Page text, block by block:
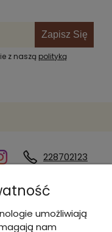
Zapisz Się
z naszą polityką
228702123
umożliwiają
nam